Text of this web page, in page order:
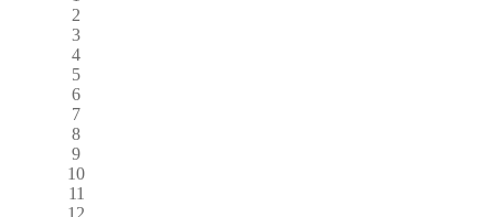
2
3
4
5
6
7
8
9
10
11
12